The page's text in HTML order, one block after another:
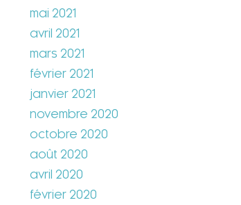
mai 2021
avril 2021
mars 2021
février 2021
janvier 2021
novembre 2020
octobre 2020
août 2020
avril 2020
février 2020